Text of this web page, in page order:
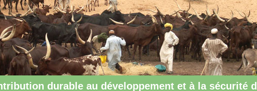
durable au développement et à la sécurité